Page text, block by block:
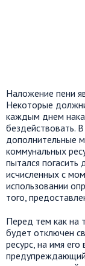
Наложение пени
Некоторые
каждым днем
бездействовать.
дополнительные
коммунальных
пытался погасить
исчисленных с
использовании
того,
Перед тем как на
будет отключен
ресурс, на имя